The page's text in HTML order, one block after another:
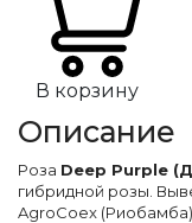
В корзину
Описание
Роза Deep Purple
гибридной розы.
AgroCoex